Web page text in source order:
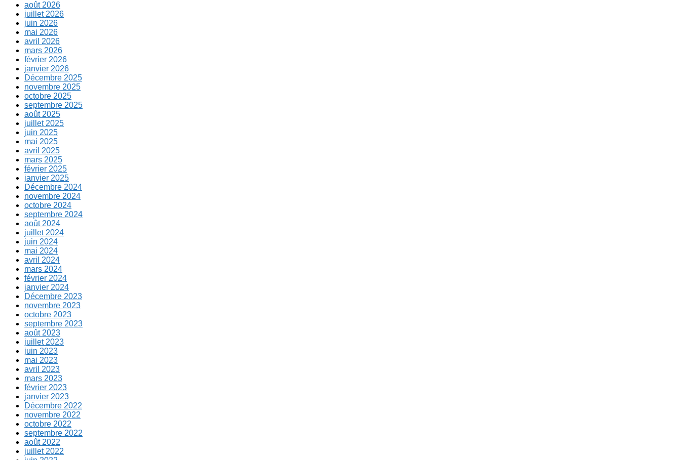
août 2026
juillet 2026
juin 2026
mai 2026
avril 2026
mars 2026
février 2026
janvier 2026
Décembre 2025
novembre 2025
octobre 2025
septembre 2025
août 2025
juillet 2025
juin 2025
mai 2025
avril 2025
mars 2025
février 2025
janvier 2025
Décembre 2024
novembre 2024
octobre 2024
septembre 2024
août 2024
juillet 2024
juin 2024
mai 2024
avril 2024
mars 2024
février 2024
janvier 2024
Décembre 2023
novembre 2023
octobre 2023
septembre 2023
août 2023
juillet 2023
juin 2023
mai 2023
avril 2023
mars 2023
février 2023
janvier 2023
Décembre 2022
novembre 2022
octobre 2022
septembre 2022
août 2022
juillet 2022